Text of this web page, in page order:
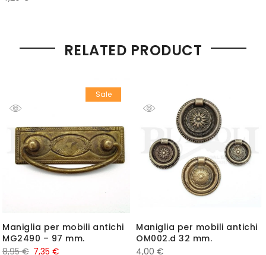
RELATED PRODUCT
Sale
Maniglia per mobili antichi
MG2490 – 97 mm.
8,95€ 7,35 €
Maniglia per mobili antichi
OM002.d 32 mm.
4,00 €